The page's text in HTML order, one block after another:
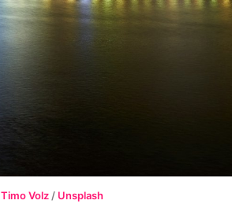
Timo Volz / Unsplash